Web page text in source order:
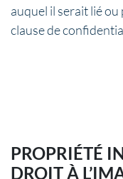
auquel il serait lié
clause de
PROPRIÉTÉ
DROIT À